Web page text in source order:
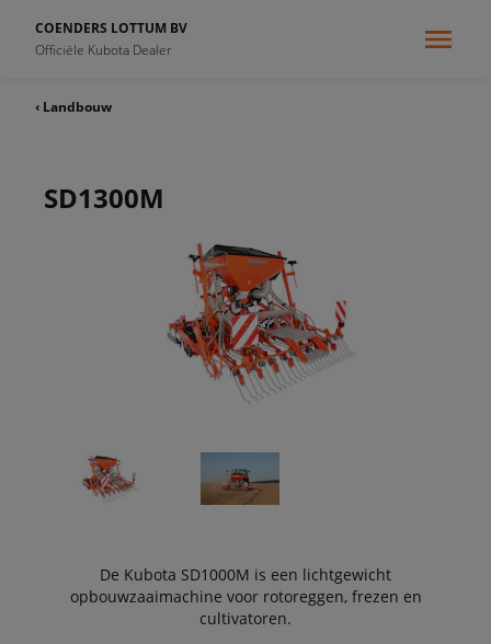
COENDERS LOTTUM BV
Officiële Kubota Dealer
‹ Landbouw
SD1300M
De Kubota SD1000M is een lichtgewicht
opbouwzaaimachine voor rotoreggen, frezen en
cultivatoren.